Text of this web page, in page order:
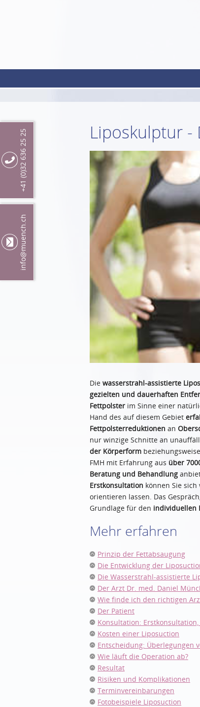
Liposkulptur -
Die wasserstrahl-assistierte
gezielten und dauerhaften
Fettpolster im Sinne einer
Hand des auf diesem Gebiet
Fettpolsterreduktionen an
nur winzige Schnitte an
der Körperform
FMH mit Erfahrung aus über
Beratung und Behandlung
Erstkonsultation können Sie
orientieren lassen. Das
Grundlage für den individuellen
Mehr erfahren
Prinzip der Fettabsaugung
Die Entwicklung der
Die Wasserstrahl-assistierte
Der Arzt Dr. med. Daniel
Wie finde ich den richtigen
Der Patient
Konsultation:
Kosten einer Liposuction
Entscheidung: Überlegungen
Wie läuft die Operation ab?
Resultat
Risiken und Komplikationen
Terminvereinbarungen
Fotobeispiele Liposuction
info
@muench.ch
+41 (0)32 636 25 25